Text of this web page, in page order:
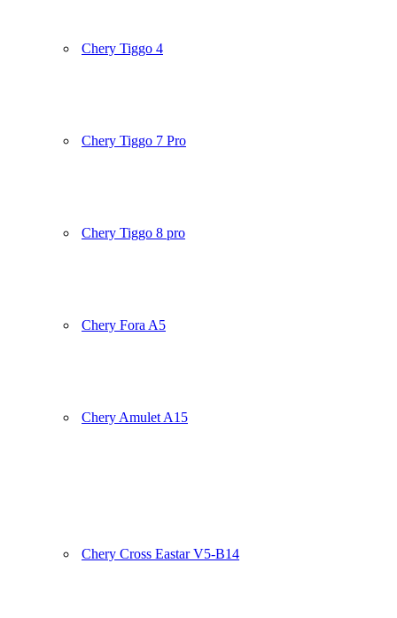
Chery Tiggo 4
Chery Tiggo 7 Pro
Chery Tiggo 8 pro
Chery Fora A5
Chery Amulet A15
Chery Cross Eastar V5-B14